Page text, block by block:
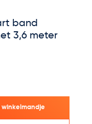
band
3,6 meter
winkelmandje